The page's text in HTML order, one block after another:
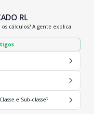
RL
cálculos? A gente explica
e Sub-classe?